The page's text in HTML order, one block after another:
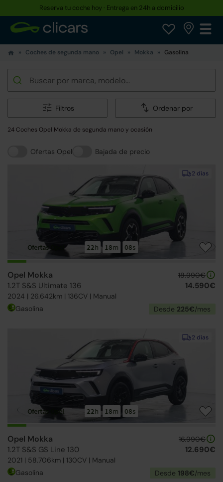
Reserva tu coche hoy · Entrega en 24h a domicilio
Coches de segunda mano Opel Mokka Gasolina
Filtros Ordenar por
24 Coches Opel Mokka de segunda mano y ocasión
Ofertas Opel Bajada de precio
2 días
Ofertas Opel 22h 18m 07s
Opel Mokka
1.2T S&S Ultimate 136
2024 | 26.642km | 136CV | Manual
18.990€
14.590€
Gasolina Desde 225€/mes
2 días
Ofertas Opel 22h 18m 07s
Opel Mokka
1.2T S&S GS Line 130
2021 | 58.706km | 130CV | Manual
16.990€
12.690€
Gasolina Desde 198€/mes